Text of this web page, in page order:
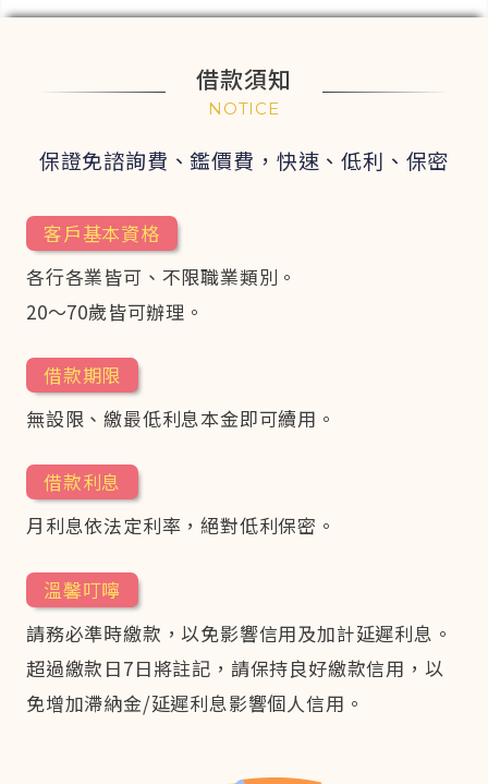
借款須知
NOTICE
保證免諮詢費、鑑價費， 快速、低利、保密
客戶基本資格
各行各業皆可、不限職業類別。
20～70歲皆可辦理。
借款期限
無設限、繳最低利息本金即可續用。
借款利息
月利息依法定利率，絕對低利保密。
溫馨叮嚀
請務必準時繳款，以免影響信用及加計延遲利息。
超過繳款日7日將註記，請保持良好繳款信用，以
免增加滯納金/延遲利息影響個人信用。